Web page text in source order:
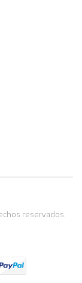
reservados.